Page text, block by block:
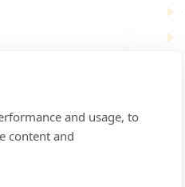
and usage, to
content and